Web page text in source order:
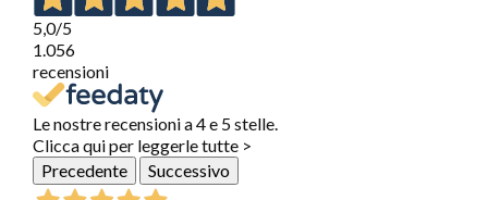
5,0/5
1.056
recensioni
Le nostre recensioni a 4 e 5 stelle.
Clicca qui per leggerle tutte >
Precedente
Successivo